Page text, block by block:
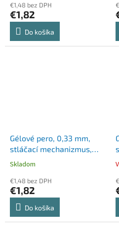
€1,48 bez DPH
€1,82
Do košíka
Gélové pero, 0,33 mm,
stláčací mechanizmus,
pruhované telo, ZEBRA
Skladom
€1,48 bez DPH
€1,82
Do košíka